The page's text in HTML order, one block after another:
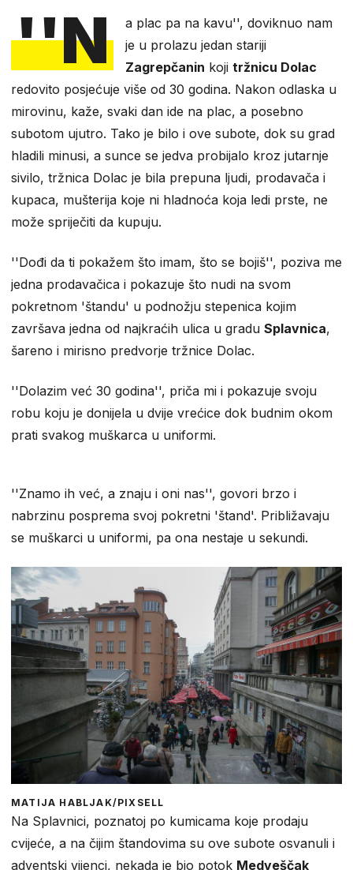
''N
a plac pa na kavu'', doviknuo nam
je u prolazu jedan stariji
Zagrepčanin koji tržnicu Dolac
redovito posjećuje više od 30 godina. Nakon odlaska u
mirovinu, kaže, svaki dan ide na plac, a posebno
subotom ujutro. Tako je bilo i ove subote, dok su grad
hladili minusi, a sunce se jedva probijalo kroz jutarnje
sivilo, tržnica Dolac je bila prepuna ljudi, prodavača i
kupaca, mušterija koje ni hladnoća koja ledi prste, ne
može spriječiti da kupuju.
''Dođi da ti pokažem što imam, što se bojiš'', poziva me
jedna prodavačica i pokazuje što nudi na svom
pokretnom 'štandu' u podnožju stepenica kojim
završava jedna od najkraćih ulica u gradu Splavnica,
šareno i mirisno predvorje tržnice Dolac.
''Dolazim već 30 godina'', priča mi i pokazuje svoju
robu koju je donijela u dvije vrećice dok budnim okom
prati svakog muškarca u uniformi.
''Znamo ih već, a znaju i oni nas'', govori brzo i
nabrzinu posprema svoj pokretni 'štand'. Približavaju
se muškarci u uniformi, pa ona nestaje u sekundi.
MATIJA HABLJAK/PIXSELL
Na Splavnici, poznatoj po kumicama koje prodaju
cvijeće, a na čijim štandovima su ove subote osvanuli i
adventski vijenci, nekada je bio potok Medveščak